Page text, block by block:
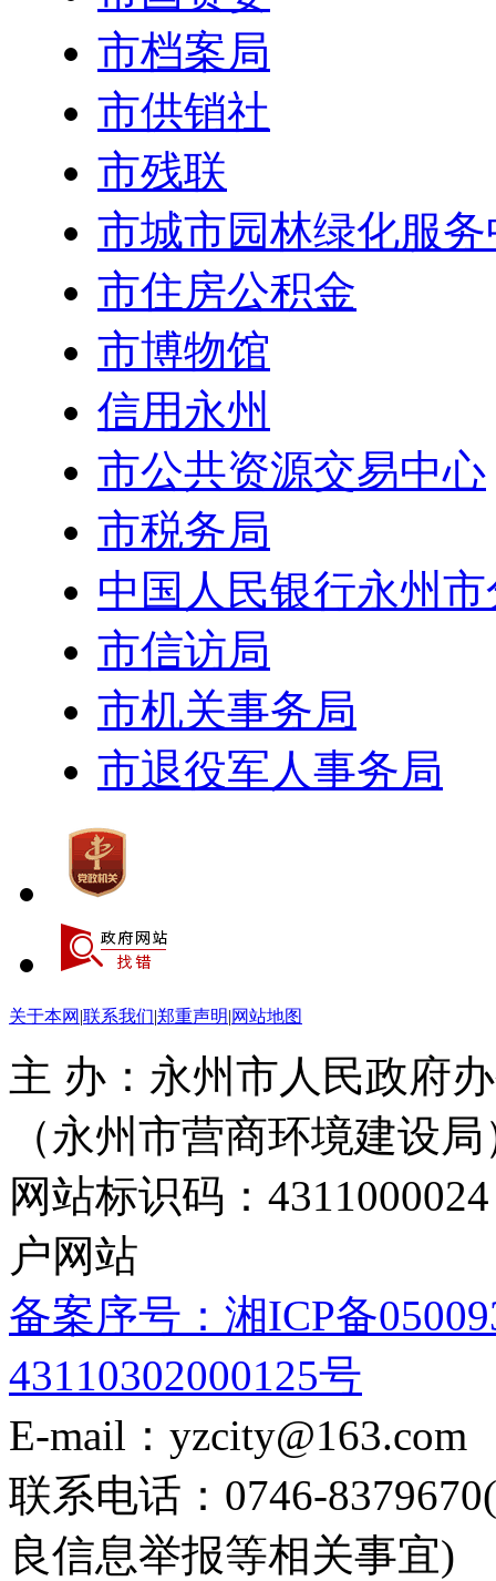
市档案局
市供销社
市残联
市城市园林绿化服
市住房公积金
市博物馆
信用永州
市公共资源交易中心
市税务局
中国人民银行永州
市信访局
市机关事务局
市退役军人事务局
关于本网 |联系我们|郑重声明|网站地图
主 办：永州市人民政府
（永州市营商环境建设局
网站标识码：
户网站
备案序号：湘ICP备
43110302000125号
E-mail：yzcity@163.com
联系电话：0746-
良信息举报等相关事宜)